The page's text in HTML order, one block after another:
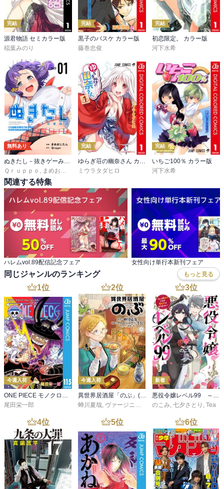
完結
源君物語 セミカラー版
稲葉みのり
完結
黒子のバスケ カラー版
藤巻忠俊
完結
初恋限定。 カラー版
河下水希
無料あり
Ｑｒｕｐｐｏ
まめおじたん
完結
ミウラタダヒロ
完結
いちご100％ カラー版
河下水希
関連する特集
ハレムvol.89配信記念フェア 女性向け単行本新刊フェア
同じジャンルのランキング もっと見る
1位
今週入荷
ONE PIECE モノクロ版 115
尾田栄一郎
2位
今週入荷
異世界居酒屋「のぶ」(22)
蝉川夏哉, ヴァージニア二等兵 ,転
3位
新着
悪役令嬢レベル99 ～私は裏ボスですが魔王ではありません～ その６
のこみ, 七夕さとり , Tea
4位 5位 6位